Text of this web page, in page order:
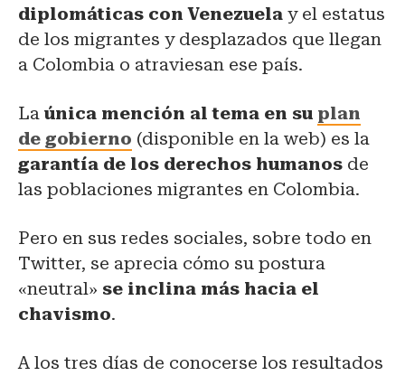
diplomáticas con Venezuela y el estatus
de los migrantes y desplazados que llegan
a Colombia o atraviesan ese país.
La única mención al tema en su plan
de gobierno (disponible en la web) es la
garantía de los derechos humanos de
las poblaciones migrantes en Colombia.
Pero en sus redes sociales, sobre todo en
Twitter, se aprecia cómo su postura
«neutral» se inclina más hacia el
chavismo.
A los tres días de conocerse los resultados